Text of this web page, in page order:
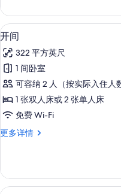
房
(Sea
Front)
的
所
有
照
片
房
或
双
房
(Sea
Front)
更
多
信
息
显
示
开
间
的
所
照
12
开间
322 平方英尺
1 间卧室
可容纳 2 人（按实际入住人
1 张双人床或 2 张单人床
免费 Wi-Fi
更多详情
开
信
息